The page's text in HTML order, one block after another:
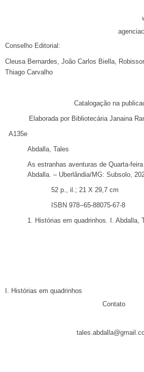
Conselho Editorial:
Cleusa Bernardes, João Carlos Biella,
Thiago Carvalho
Catalogação na
Elaborada por Bibliotecária Janaina
A135e
Abdalla, Tales
As estranhas aventuras de Quarta-
Abdalla. – Uberlândia/MG: Subsolo,
52 p., il.; 21 X 29,7 cm
ISBN 978--65-88075-67-8
1. Histórias em quadrinhos. I. Abdalla,
I. Histórias em quadrinhos
Contato